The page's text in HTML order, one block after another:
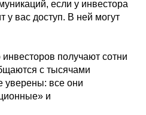
если у инвестора
у вас доступ. В ней могут
получают сотни
с тысячами
уверены: все они
и